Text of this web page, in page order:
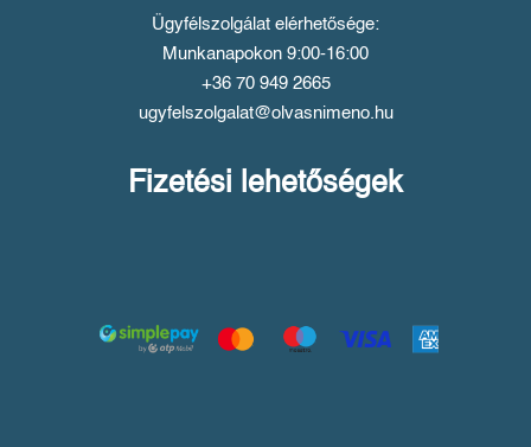
Ügyfélszolgálat elérhetősége:
Munkanapokon 9:00-16:00
+36 70 949 2665
ugyfelszolgalat@olvasnimeno.hu
Fizetési lehetőségek